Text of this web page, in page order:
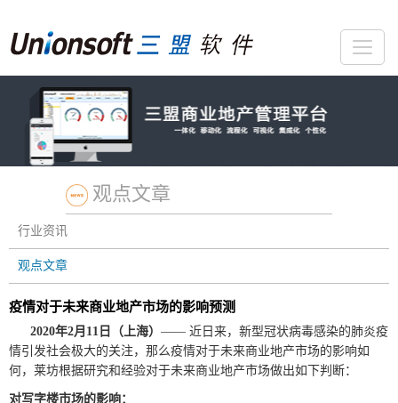
观点文章
行业资讯
观点文章
疫情对于未来商业地产市场的影响预测
2020年2月11日（上海） —— 近日来，新型冠状病毒感染的肺炎疫
情引发社会极大的关注，那么疫情对于未来商业地产市场的影响如
何，莱坊根据研究和经验对于未来商业地产市场做出如下判断：
对写字楼市场的影响：